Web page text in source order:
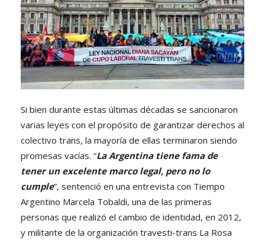
Si bien durante estas últimas décadas se sancionaron
varias leyes con el propósito de garantizar derechos al
colectivo trans, la mayoría de ellas terminaron siendo
promesas vacías. “La Argentina tiene fama de
tener un excelente marco legal, pero no lo
cumple”, sentenció en una entrevista con Tiempo
Argentino Marcela Tobaldi, una de las primeras
personas que realizó el cambio de identidad, en 2012,
y militante de la organización travesti-trans La Rosa